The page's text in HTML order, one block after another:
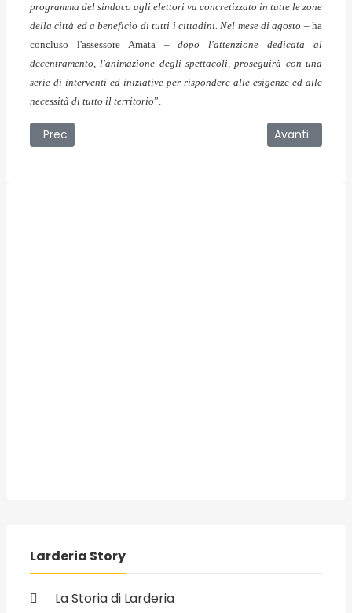
programma del sindaco agli elettori va concretizzato in tutte le zone
della città ed a beneficio di tutti i cittadini. Nel mese di agosto – ha
concluso l'assessore Amata –dopo l'attenzione dedicata al
decentramento, l'animazione degli spettacoli, proseguirà con una
serie di interventi ed iniziative per rispondere alle esigenze ed alle
necessità di tutto il territorio”.
Articolo precedente: 07/08/2008 - Rosaria Boemi di
Prec Articolo
Avanti
Larderia Story
La Storia di Larderia